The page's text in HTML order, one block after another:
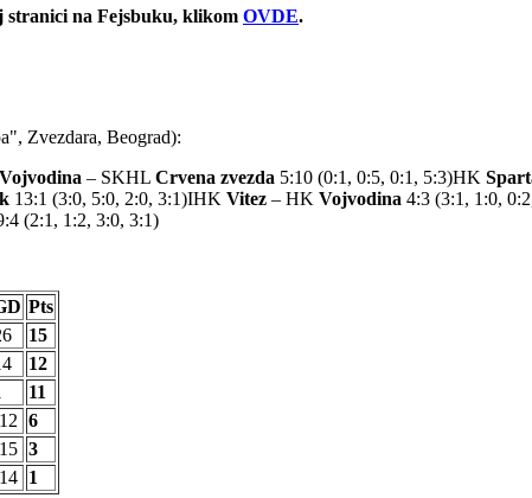
stranici na Fejsbuku, klikom OVDE.
Zvezdara, Beograd):
Vojvodina – SKHL Crvena zvezda 5:10 (0:1, 0:5, 0:1, 5:3)HK
13:1 (3:0, 5:0, 2:0, 3:1)IHK Vitez – HK Vojvodina 4:3 (3:1, 1:0,
(2:1, 1:2, 3:0, 3:1)
Pts
15
12
11
6
3
1